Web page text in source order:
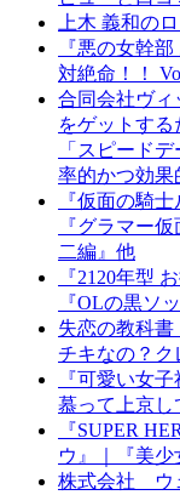
上木 義和の
『悪の女幹
対絶命！！
合同会社ヴィ
をゲットす
「スピード
率的かつ効
『仮面の騎
『グラマー
二編』他
『2120年型
『OLの黒ソ
失恋の教科
チキなの？ク
『可愛い女
慕って上京し
『SUPER
ウ』｜『美
株式会社 ウ